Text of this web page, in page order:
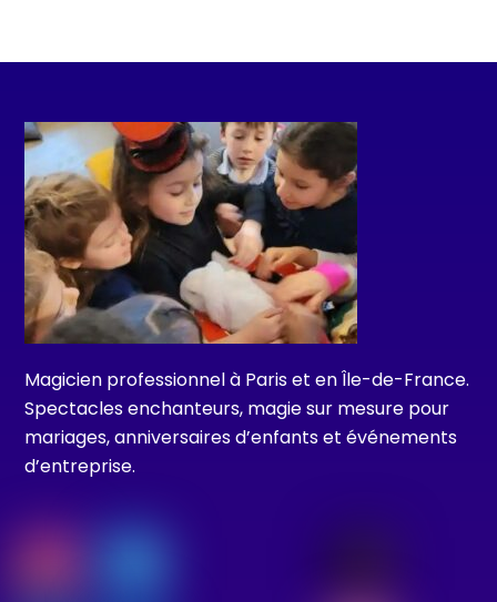
Magicien professionnel à Paris et en Île-de-France.
Spectacles enchanteurs, magie sur mesure pour
mariages, anniversaires d’enfants et événements
d’entreprise.